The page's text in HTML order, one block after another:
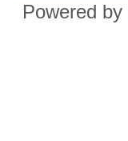
Powered by